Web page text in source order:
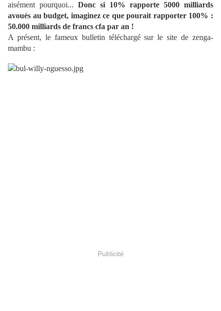
aisément pourquoi... Donc si 10% rapporte 5000 milliards
avoués au budget, imaginez ce que pourait rapporter 100% :
50.000 milliards de francs cfa par an !
A présent, le fameux bulletin téléchargé sur le site de zenga-
mambu :
Publicité